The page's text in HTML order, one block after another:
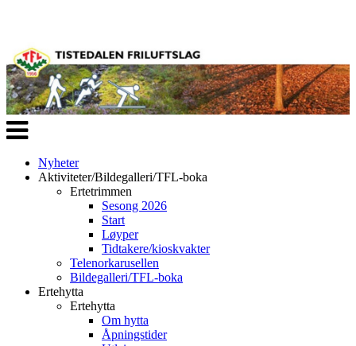
Veksle
navigasjon
Nyheter
Aktiviteter/Bildegalleri/TFL-boka
Ertetrimmen
Sesong 2026
Start
Løyper
Tidtakere/kioskvakter
Telenorkarusellen
Bildegalleri/TFL-boka
Ertehytta
Ertehytta
Om hytta
Åpningstider